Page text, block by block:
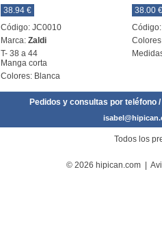
38.94 €
Código: JC0010
Marca: Zaldi
T- 38 a 44
Manga corta
Colores: Blanca
38.00 €
Pedidos y consultas por teléfono
Todos los
© 2026 hipican.com |